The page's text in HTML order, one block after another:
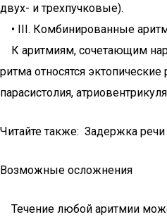
двух- и трехпучковые).
• III. Комбинированные
К аритмиям, сочетающим
ритма относятся
парасистолия,
Читайте также: Задержка
Возможные осложнения
Течение любой аритмии